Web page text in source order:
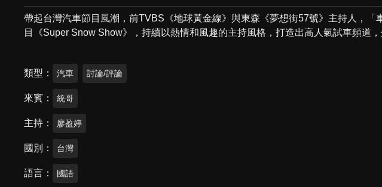
帶起台灣汽車節目風潮，前TVBS《地球黃金線》與東森《夢想街57號》主持人，「
目《Super Snow Show》，持續以熱情和風趣的主持風格，打造出高人氣試車頻道，
類型 汽車 討論/評論
來賓 統哥
主持 廖盈婷
國別 台灣
語言 國語